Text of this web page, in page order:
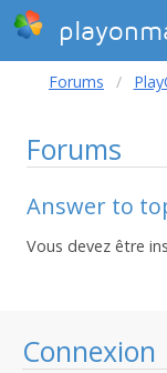
Connexion
Forums
Forums
Answer to
Vous devez être